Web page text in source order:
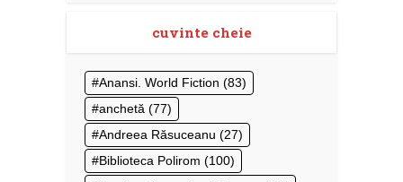
cuvinte cheie
Anansi. World Fiction (83)
anchetă (77)
Andreea Răsuceanu (27)
Biblioteca Polirom (100)